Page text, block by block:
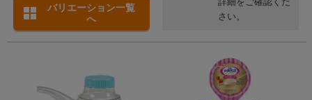
バリエーション一覧
へ
さい。